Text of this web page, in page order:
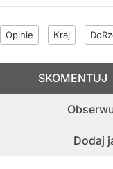
Opinie Kraj
Dodaj
SKOMENTUJ